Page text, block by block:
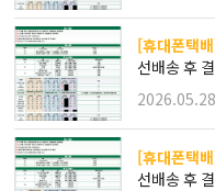
[휴대폰택
선배송 후
2026.05.28
[휴대폰택
선배송 후